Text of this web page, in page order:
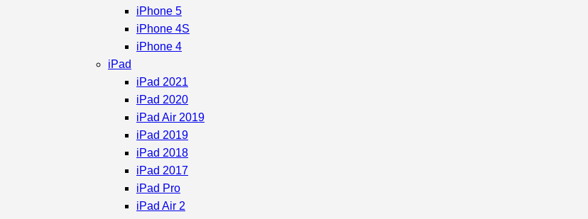
iPhone 5
iPhone 4S
iPhone 4
iPad
iPad 2021
iPad 2020
iPad Air 2019
iPad 2019
iPad 2018
iPad 2017
iPad Pro
iPad Air 2